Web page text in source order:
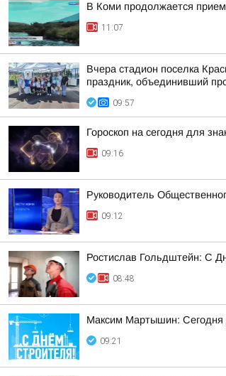
В Коми продолжается
11:07
Вчера стадион поселка
праздник, объединивший
09:57
Гороскоп на сегодня для
09:16
Руководитель
09:12
Ростислав Гольдштейн: С
08:48
Максим Мартышин: Сегодня
09:21